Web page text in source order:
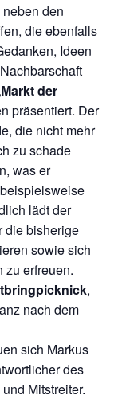
den
die ebenfalls
Ideen
Markt der
präsentiert. Der
die nicht mehr
zu schade
was er
lädt der
die bisherige
sowie sich
zu erfreuen.
,
nach dem
sich Markus
des
Mitstreiter.